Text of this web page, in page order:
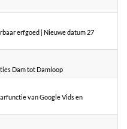
erfgoed | Nieuwe datum 27
Dam tot Damloop
van Google Vids en